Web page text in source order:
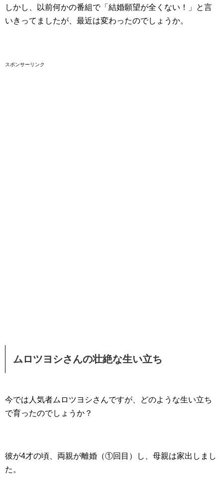
しかし、以前何かの番組で「結婚願望が全くない！」と言
いきってましたが、最近は変わったのでしょうか。
スポンサーリンク
ムロツヨシさんの壮絶な生い立ち
今では人気者ムロツヨシさんですが、どのような生い立ち
で育ったのでしょうか？
彼が4才の頃、両親が離婚（①回目）し、母親は家出しまし
た。